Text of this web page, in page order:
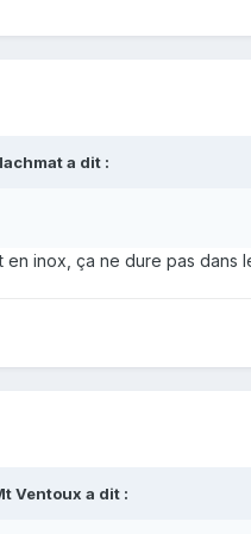
a dit :
en inox, ça ne dure pas dans
Ventoux a dit :